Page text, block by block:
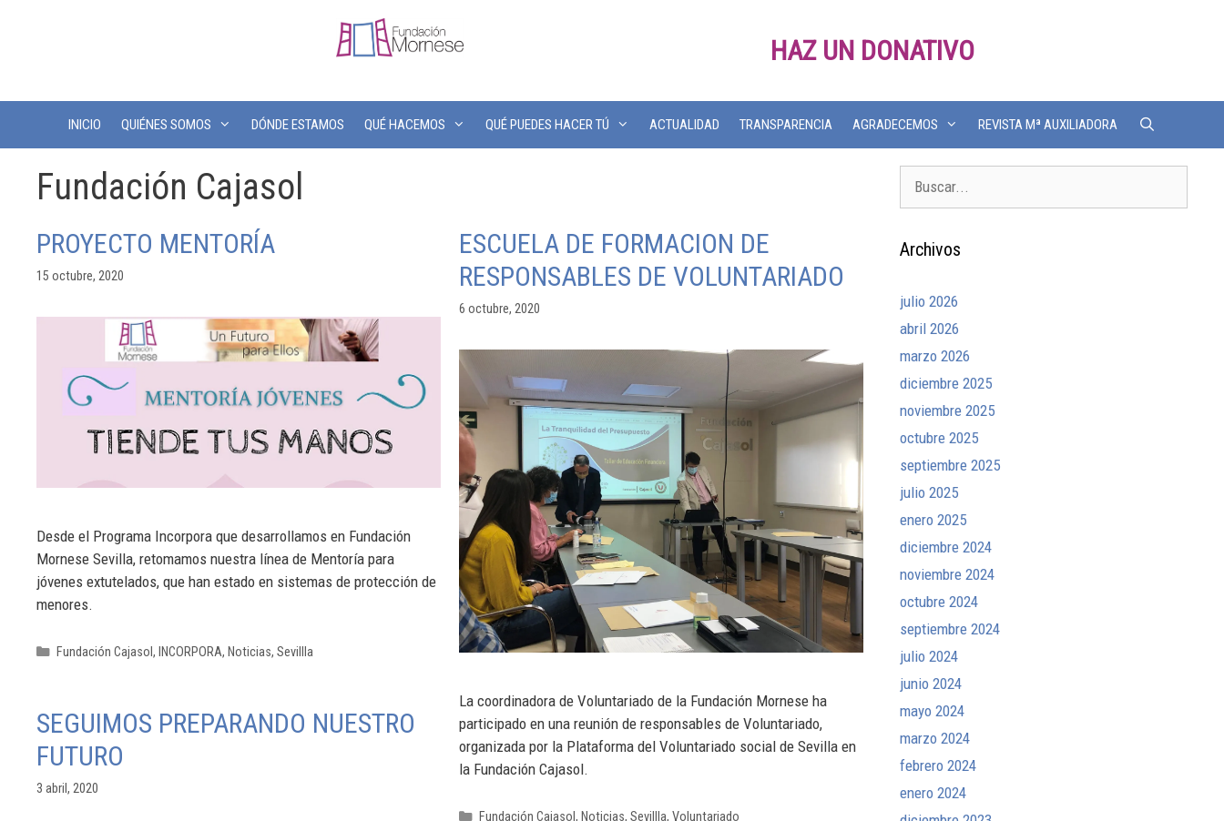
HAZ UN DONATIVO
INICIO QUIÉNES SOMOS DÓNDE ESTAMOS QUÉ HACEMOS QUÉ PUEDES HACER TÚ ACTUALIDAD TRANSPARENCIA AGRADECEMOS REVISTA Mª AUXILIADORA
Fundación Cajasol
PROYECTO MENTORÍA
15 octubre, 2020
Desde el Programa Incorpora que desarrollamos en Fundación
Mornese Sevilla, retomamos nuestra línea de Mentoría para
jóvenes extutelados, que han estado en sistemas de protección de
menores.
Fundación Cajasol , INCORPORA, Noticias, Sevillla
ESCUELA DE FORMACION DE
RESPONSABLES DE VOLUNTARIADO
6 octubre, 2020
La coordinadora de Voluntariado de la Fundación Mornese ha
participado en una reunión de responsables de Voluntariado,
organizada por la Plataforma del Voluntariado social de Sevilla en
la Fundación Cajasol.
Fundación Cajasol , Noticias, Sevillla, Voluntariado
SEGUIMOS PREPARANDO NUESTRO
FUTURO
3 abril, 2020
Archivos
julio 2026
abril 2026
marzo 2026
diciembre 2025
noviembre 2025
octubre 2025
septiembre 2025
julio 2025
enero 2025
diciembre 2024
noviembre 2024
octubre 2024
septiembre 2024
julio 2024
junio 2024
mayo 2024
marzo 2024
febrero 2024
enero 2024